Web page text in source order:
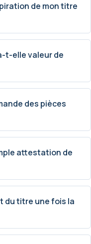
de mon titre
t-elle valeur de
des pièces
attestation de
du titre une fois la